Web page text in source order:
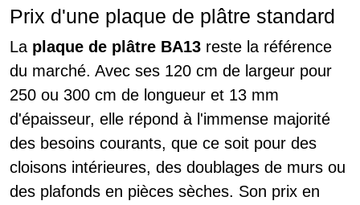
Prix d'une plaque de plâtre standard
La plaque de plâtre BA13 reste la référence
du marché. Avec ses 120 cm de largeur pour
250 ou 300 cm de longueur et 13 mm
d'épaisseur, elle répond à l'immense majorité
des besoins courants, que ce soit pour des
cloisons intérieures, des doublages de murs ou
des plafonds en pièces sèches. Son prix en